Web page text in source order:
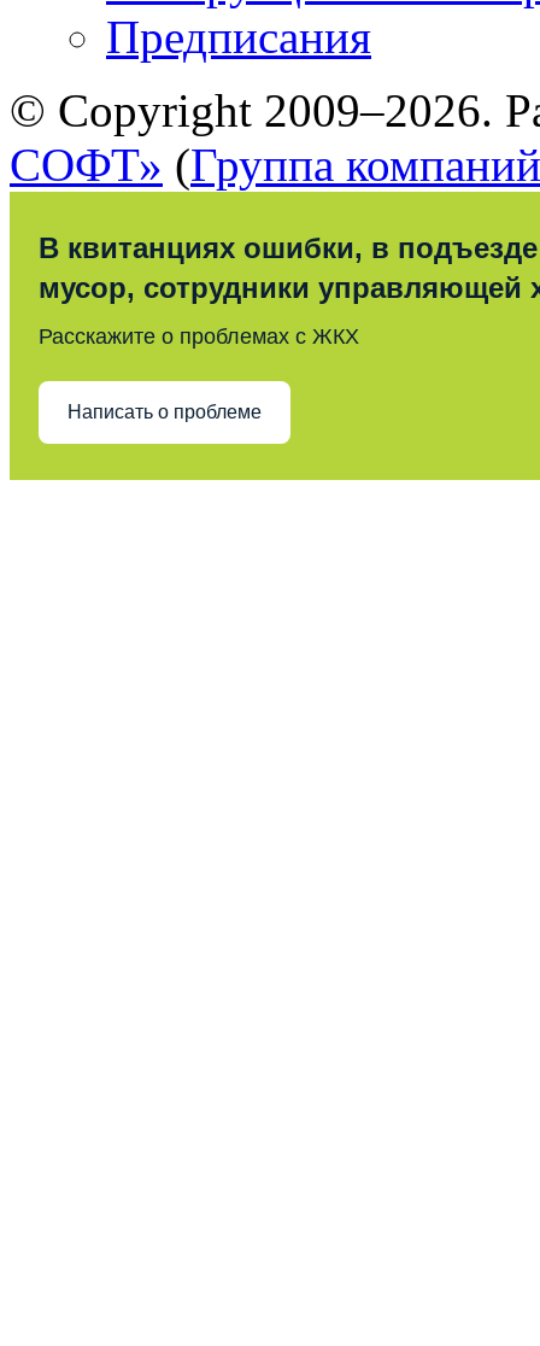
Предписания
© Copyright 2009–2026.
СОФТ» (Группа
В квитанциях ошибки, в подъезде
мусор, сотрудники управляющей
Расскажите о проблемах с ЖКХ
Написать о проблеме